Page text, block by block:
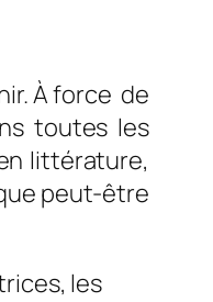
À force de
toutes les
littérature,
peut-être
les